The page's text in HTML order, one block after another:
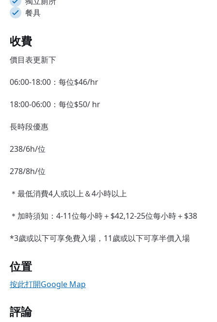
餐具
收費
價目表更新下
06:00-18:00：每位$46/hr
18:00-06:00：每位$50/ hr
長時段優惠
238/6h/位
278/8h/位
＊最低消費4人或以上＆4小時以上
＊加時須知：4-11位每小時＋$42,12-25位每小時＋$38
*3歲或以下可享免費入場，11歲或以下可享半價入場
位置
按此打開Google Map
評論